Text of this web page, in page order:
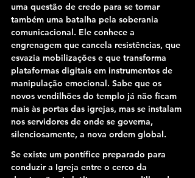
uma questão de credo para se tornar
também uma batalha pela soberania
comunicacional. Ele conhece a
engrenagem que cancela resistências, que
esvazia mobilizações e que transforma
plataformas digitais em instrumentos de
manipulação emocional. Sabe que os
novos vendilhões do templo já não ficam
mais às portas das igrejas, mas se instalam
nos servidores de onde se governa,
silenciosamente, a nova ordem global.
Se existe um pontífice preparado para
conduzir a Igreja entre o cerco da